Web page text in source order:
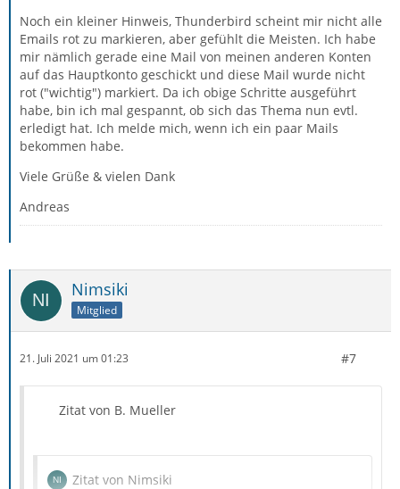
Mit Kennzeichnung enthält die Mail den Header «X-
Mozilla-Keys: $label1» und die zugehörige *.msf-Datei
u. a. «<(AF=\$label1)>» - vielleicht läuft da beim
Indexieren etwas schief …
Ich würde erst mal den/die Ordner dieses Kontos neu
indexieren lassen:
Rechtsklick auf den Ordner → Eigenschaften → Reparieren
Danach den «Müll» entfernen:
Datei → Alle Ordner des Kontos komprimieren
Anschließend den Cache komplett löschen, TB beenden
und neu starten:
Noch ein kleiner Hinweis, Thunderbird scheint mir nicht alle
Emails rot zu markieren, aber gefühlt die Meisten. Ich habe
mir nämlich gerade eine Mail von meinen anderen Konten
auf das Hauptkonto geschickt und diese Mail wurde nicht
rot ("wichtig") markiert. Da ich obige Schritte ausgeführt
habe, bin ich mal gespannt, ob sich das Thema nun evtl.
erledigt hat. Ich melde mich, wenn ich ein paar Mails
bekommen habe.
Viele Grüße & vielen Dank
Andreas
Nimsiki
Mitglied
21. Juli 2021 um 01:23 #7
Zitat von B. Mueller
Zitat von Nimsiki